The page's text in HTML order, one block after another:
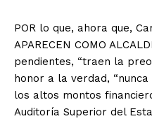
POR lo que, ahora que,
APARECEN COMO
pendientes, “traen la
honor a la verdad,
los altos montos
Auditoría Superior del